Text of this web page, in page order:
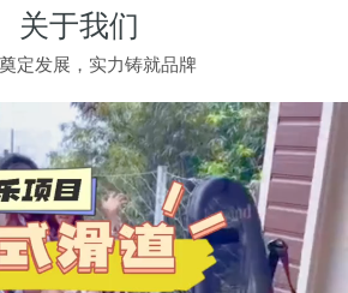
关于我们
定发展，实力铸就品牌